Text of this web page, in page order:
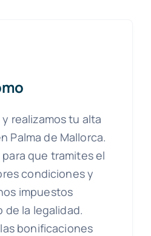
realizamos tu alta
Palma de Mallorca.
que tramites el
condiciones y
impuestos
de la legalidad.
bonificaciones